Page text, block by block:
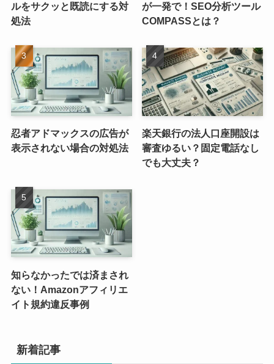
ルをサクッと既読にする対
処法
が一発で！SEO分析ツール
COMPASSとは？
忍者アドマックスの広告が
表示されない場合の対処法
楽天銀行の法人口座開設は
審査ゆるい？固定電話なし
でも大丈夫？
知らなかったでは済まされ
ない！Amazonアフィリエ
イト規約違反事例
新着記事